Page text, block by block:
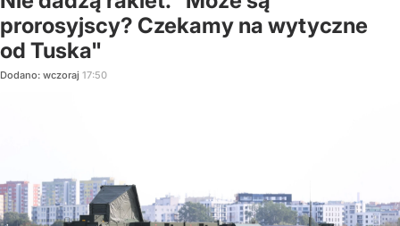
prorosyjscy? Czekamy na wytyczne
od Tuska"
Dodano: wczoraj 17:50